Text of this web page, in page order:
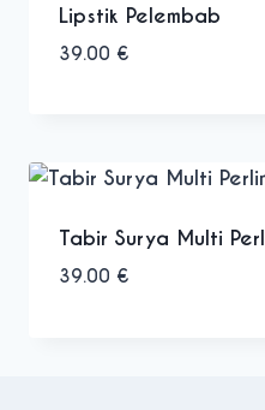
Lipstik Pelembab
39.00 €
Tabir Surya Multi
39.00 €